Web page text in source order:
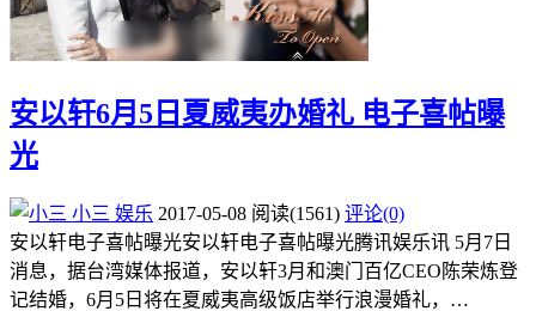
安以轩6月5日夏威夷办婚礼 电子喜帖曝
光
小三 娱乐 2017-05-08 阅读(1561) 评论(0)
安以轩电子喜帖曝光安以轩电子喜帖曝光腾讯娱乐讯 5月7日
消息，据台湾媒体报道，安以轩3月和澳门百亿CEO陈荣炼登
记结婚，6月5日将在夏威夷高级饭店举行浪漫婚礼，…